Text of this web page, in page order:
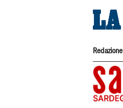
Redazione